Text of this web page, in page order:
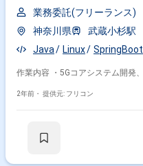
業務委託(フリーランス)
神奈川県
武蔵小杉駅
Java
Linux SpringBoot
2年前・ 提供元: フリコン